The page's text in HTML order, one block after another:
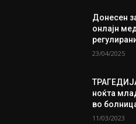
Донесен
онлајн
23/04/2025
ноќта
во
11/03/2023